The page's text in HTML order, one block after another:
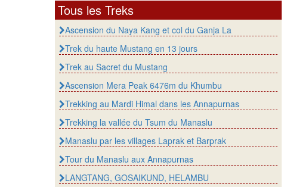
Tous les Treks
Ascension du Naya Kang et col du Ganja La
Trek du haute Mustang en 13 jours
Trek au Sacret du Mustang
Ascension Mera Peak 6476m du Khumbu
Trekking au Mardi Himal dans les Annapurnas
Trekking la vallée du Tsum du Manaslu
Manaslu par les villages Laprak et Barprak
Tour du Manaslu aux Annapurnas
LANGTANG, GOSAIKUND, HELAMBU